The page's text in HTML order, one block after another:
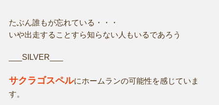
たぶん誰もが忘れている・・・
いや出走することすら知らない人もいるであろう
___SILVER___
サクラゴスペルにホームランの可能性を感じていま
す。